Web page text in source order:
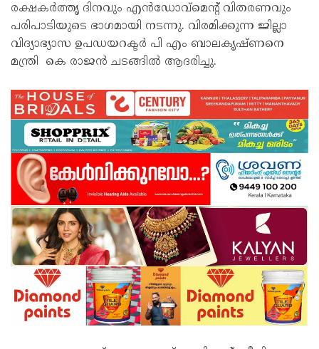
രക്ഷകർത്തൃ ദിനവും എൻഡോവ്മെൻ്റ് വിതരണവും
പരിപാടിയുടെ ഭാഗമായി നടന്നു. വിരമിക്കുന്ന ജില്ലാ
വിദ്യാഭ്യാസ ഉപഡയറക്ടർ പി എം ബാലകൃഷ്ണനെ
മന്ത്രി കെ രാജൻ ചടങ്ങിൽ ആദരിച്ചു.